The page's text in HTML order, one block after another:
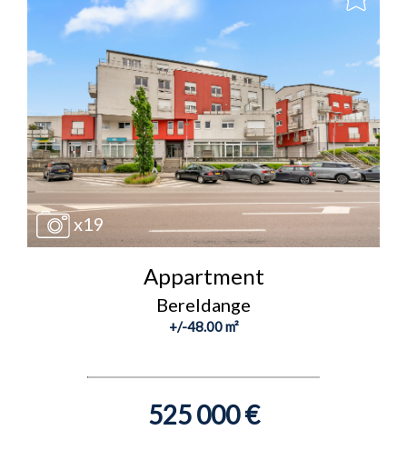
x19
Appartment
Bereldange
+/-48.00 m²
525 000 €